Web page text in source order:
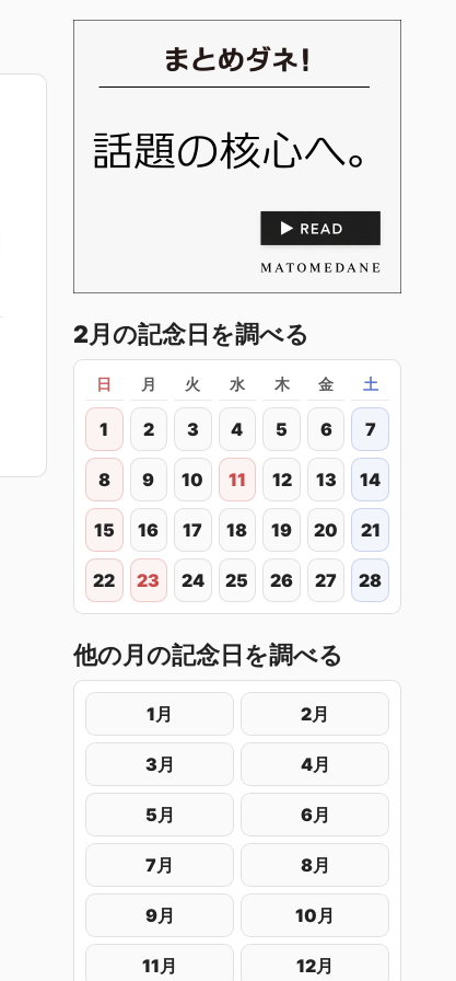
2月の記念日を調べる
日 月 火 水 木 金 土
1 2 3 4 5 6 7
8 9 10 11 12 13 14
15 16 17 18 19 20 21
22 23 24 25 26 27 28
他の月の記念日を調べる
1月 2月
3月 4月
5月 6月
7月 8月
9月 10月
11月 12月